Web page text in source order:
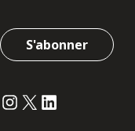
S'abonner
Instagram
Twitter
LinkedIn